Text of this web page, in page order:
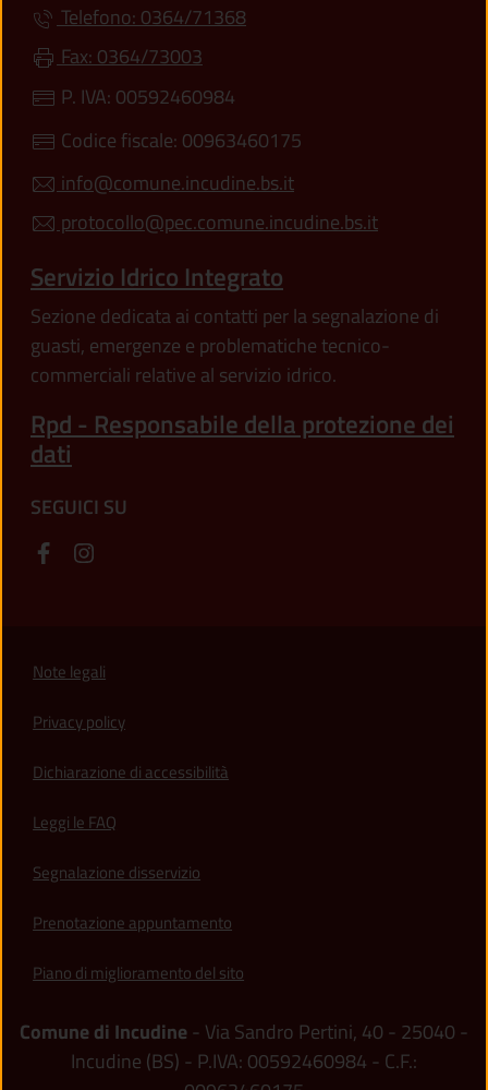
Telefono: 0364/71368
Fax: 0364/73003
P. IVA: 00592460984
Codice fiscale: 00963460175
info@comune.incudine.bs.it
protocollo@pec.comune.incudine.bs.it
Servizio Idrico Integrato
Sezione dedicata ai contatti per la segnalazione di
guasti, emergenze e problematiche tecnico-
commerciali relative al servizio idrico.
Rpd - Responsabile della protezione dei
dati
SEGUICI SU
Note legali
Privacy policy
Dichiarazione di accessibilità
Leggi le FAQ
Segnalazione disservizio
Prenotazione appuntamento
Piano di miglioramento del sito
Comune di Incudine- Via Sandro Pertini, 40 - 25040 -
Incudine (BS) - P.IVA: 00592460984 - C.F.: